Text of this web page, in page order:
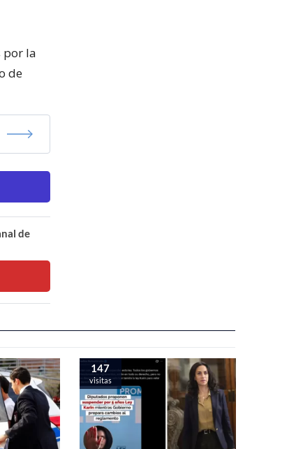
por la
de
de
147
visitas